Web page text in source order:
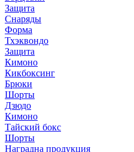
Защита
Снаряды
Форма
Тхэквондо
Защита
Кимоно
Кикбоксинг
Брюки
Шорты
Дзюдо
Кимоно
Тайский бокс
Шорты
Наградна продукция